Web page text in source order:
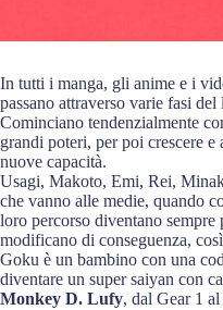
In tutti i manga, gli anime e i
passano attraverso varie fasi del
Cominciano tendenzialmente
grandi poteri, per poi crescere e
nuove capacità.
Usagi, Makoto, Emi, Rei,
che vanno alle medie, quando
loro percorso diventano
modificano di conseguenza,
Goku è un bambino con una
diventare un super saiyan con
Monkey D. Lufy, dal Gear 1